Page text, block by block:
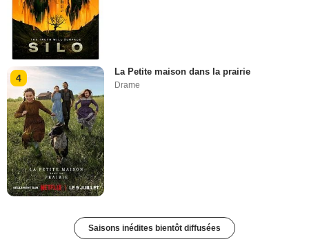
4
La Petite maison dans la prairie
Drame
Saisons inédites bientôt diffusées